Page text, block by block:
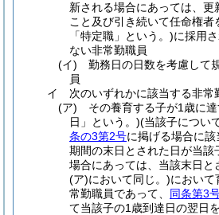
新される場合にあっては、更
こと及び引き続いて任命権者
「特定職」という。)に採用
ない非常勤職員
(イ)
勤務日の日数を考慮して
員
イ
次のいずれかに該当する非常
(ア)
その養育する子が1歳に
日」という。)(当該子につい
条の3第2号に掲げる場合に
期間の末日とされた日が当該
場合にあっては、当該末日と
(ア)において同じ。)において
常勤職員であって、 同条第3
て当該子の1歳到達日の翌日